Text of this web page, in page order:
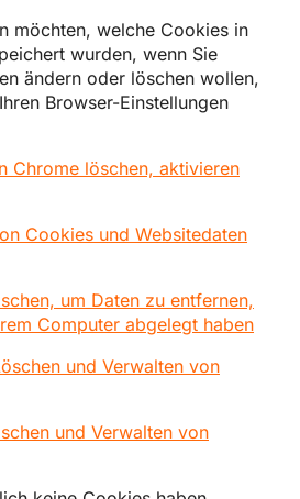
möchten, welche Cookies in
wurden, wenn Sie
ändern oder löschen wollen,
Browser-Einstellungen
Chrome löschen, aktivieren
Cookies und Websitedaten
um Daten zu entfernen,
Computer abgelegt haben
und Verwalten von
und Verwalten von